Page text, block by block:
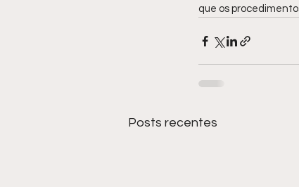
que os
Posts recentes